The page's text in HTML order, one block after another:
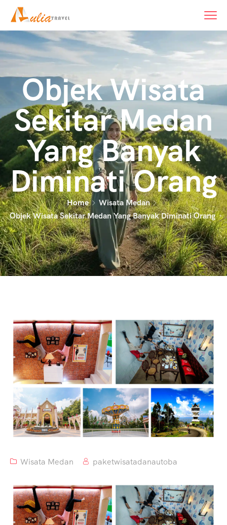
Objek Wisata
Sekitar Medan
Yang Banyak
Diminati Orang
Home
Wisata Medan
Objek Wisata Sekitar Medan Yang Banyak Diminati Orang
Wisata Medan paketwisatadanautoba